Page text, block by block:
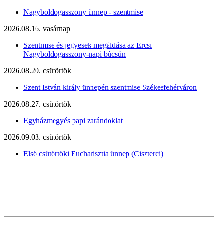
Nagyboldogasszony ünnep - szentmise
2026.08.16. vasárnap
Szentmise és jegyesek megáldása az Ercsi
Nagyboldogasszony-napi búcsún
2026.08.20. csütörtök
Szent István király ünnepén szentmise Székesfehérváron
2026.08.27. csütörtök
Egyházmegyés papi zarándoklat
2026.09.03. csütörtök
Első csütörtöki Eucharisztia ünnep (Ciszterci)